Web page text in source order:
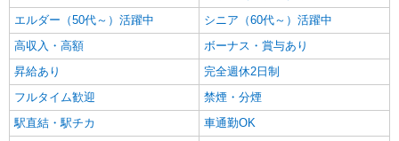
エルダー（50代～）活躍中
シニア（60代～）活躍中
高収入・高額
ボーナス・賞与あり
昇給あり
完全週休2日制
フルタイム歓迎
禁煙・分煙
駅直結・駅チカ
車通勤OK